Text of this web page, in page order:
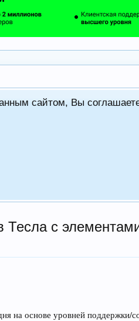
сайтом, Вы
Тесла с
на основе уровней поддержки/